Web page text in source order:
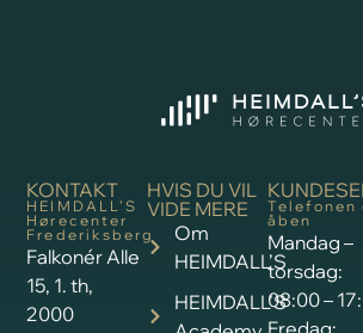
KONTAKT
HEIMDALL’S
Hørecenter
Frederiksberg
Falkonér Alle
15, 1. th,
2000
HVIS DU VIL
VIDE MERE
Om
HEIMDALL’S
HEIMDALL’S
Telefonen
åben
Mandag –
torsdag:
08:00 –
Fredag: